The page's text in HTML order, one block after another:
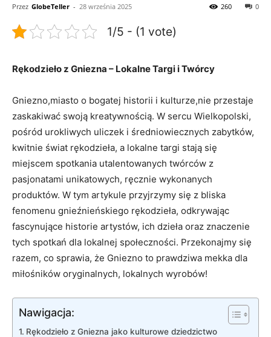
Przez GlobeTeller - 28 września 2025 0
260
1/5 - (1 vote)
Rękodzieło‍ z Gniezna ⁣– Lokalne Targi ⁢i Twórcy
Gniezno,miasto o bogatej historii i ‌kulturze,nie przestaje
zaskakiwać swoją ⁤kreatywnością.‍ W‍ sercu Wielkopolski,
pośród urokliwych uliczek i średniowiecznych zabytków,‍
kwitnie świat ⁤rękodzieła, a lokalne targi⁣ stają się
miejscem spotkania ⁤utalentowanych twórców z ​
pasjonatami unikatowych, ręcznie wykonanych
produktów.⁣ W tym artykule ​przyjrzymy się z bliska
fenomenu gnieźnieńskiego rękodzieła, odkrywając
fascynujące historie artystów, ich dzieła ⁢oraz​ znaczenie‌
tych ‍spotkań dla‍ lokalnej społeczności.⁤ Przekonajmy ‌się
razem, co sprawia, że ⁢Gniezno to prawdziwa mekka dla⁢
miłośników ​oryginalnych, lokalnych wyrobów!
Nawigacja:
Rękodzieło z Gniezna ⁢jako kulturowe dziedzictwo